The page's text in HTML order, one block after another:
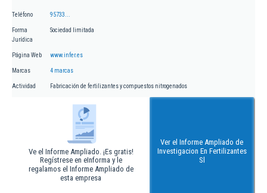
Teléfono 95733...
Forma
Jurídica
Sociedad limitada
Página Web www.infer.es
Marcas 4 marcas
Actividad Fabricación de fertilizantes y compuestos nitrogenados
Ve el Informe Ampliado. ¡Es gratis!
Regístrese en eInforma y le
regalamos el Informe Ampliado de
esta empresa
Ver el Informe Ampliado de
Investigacion En Fertilizantes
Sl